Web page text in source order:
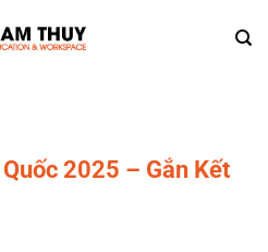
2025 – Gắn Kết